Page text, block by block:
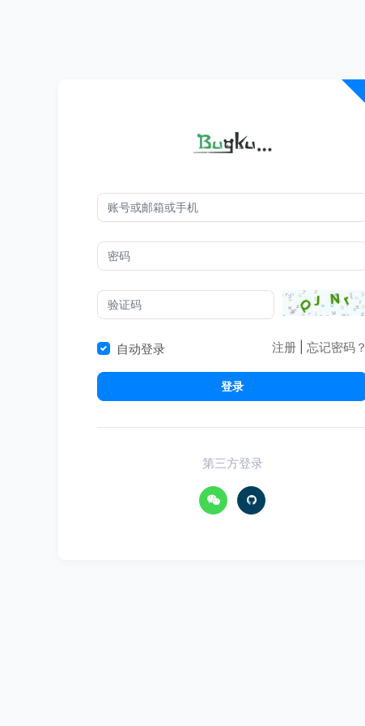
自动登录 注册 忘记密码？
登录
第三方登录